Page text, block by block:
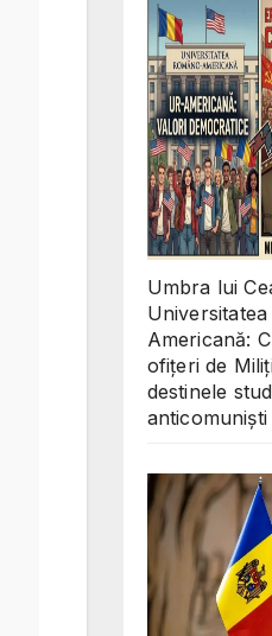
Umbra lui
Americană:
ofițeri de
destinele
anticomuniști